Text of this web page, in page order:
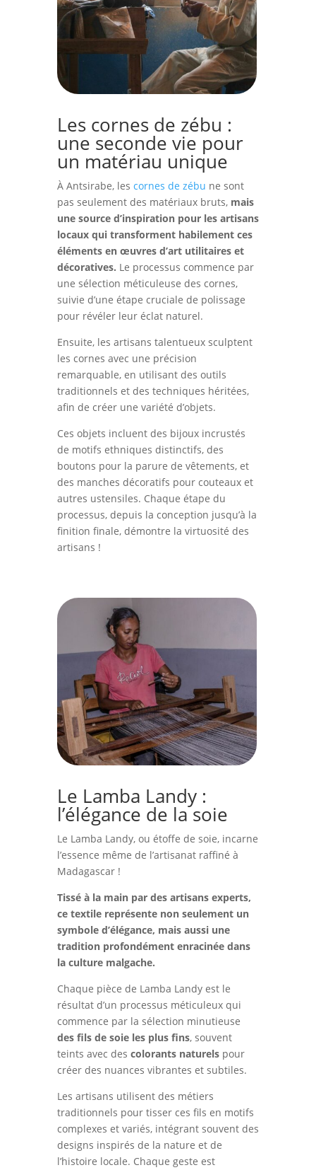
Les cornes de zébu :
une seconde vie pour
un matériau unique
À Antsirabe, les cornes de zébu ne sont
pas seulement des matériaux bruts, mais
une source d’inspiration pour les artisans
locaux qui transforment habilement ces
éléments en œuvres d’art utilitaires et
décoratives. Le processus commence par
une sélection méticuleuse des cornes,
suivie d’une étape cruciale de polissage
pour révéler leur éclat naturel.
Ensuite, les artisans talentueux sculptent
les cornes avec une précision
remarquable, en utilisant des outils
traditionnels et des techniques héritées,
afin de créer une variété d’objets.
Ces objets incluent des bijoux incrustés
de motifs ethniques distinctifs, des
boutons pour la parure de vêtements, et
des manches décoratifs pour couteaux et
autres ustensiles. Chaque étape du
processus, depuis la conception jusqu’à la
finition finale, démontre la virtuosité des
artisans !
Le Lamba Landy :
l’élégance de la soie
Le Lamba Landy, ou étoffe de soie, incarne
l’essence même de l’artisanat raffiné à
Madagascar !
Tissé à la main par des artisans experts,
ce textile représente non seulement un
symbole d’élégance, mais aussi une
tradition profondément enracinée dans
la culture malgache.
Chaque pièce de Lamba Landy est le
résultat d’un processus méticuleux qui
commence par la sélection minutieuse
des fils de soie les plus fins, souvent
teints avec des colorants naturelspour
créer des nuances vibrantes et subtiles.
Les artisans utilisent des métiers
traditionnels pour tisser ces fils en motifs
complexes et variés, intégrant souvent des
designs inspirés de la nature et de
l’histoire locale. Chaque geste est